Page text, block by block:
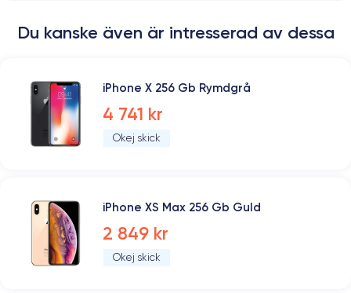
Du kanske även är intresserad av dessa
iPhone X 256 Gb Rymdgrå
4 741 kr
Okej skick
iPhone XS Max 256 Gb Guld
2 849 kr
Okej skick